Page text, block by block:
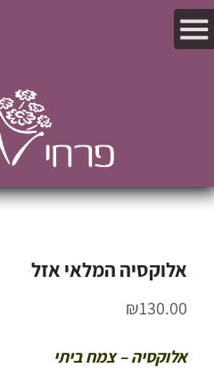
אלוקסיה המלאי אזל
₪130.00
אלוקסיה – צמח ביתי